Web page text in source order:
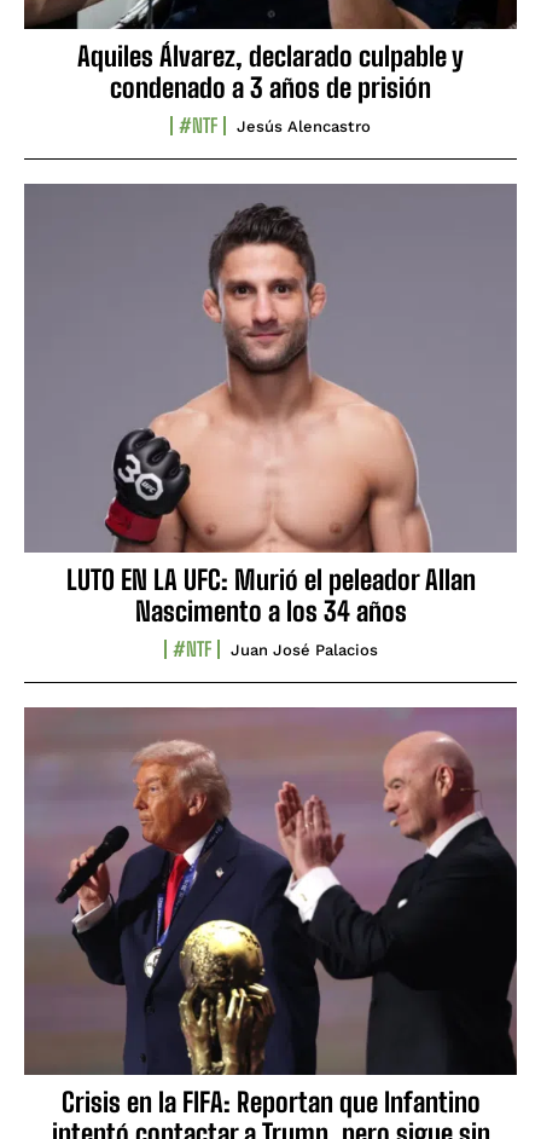
Aquiles Álvarez, declarado culpable y
condenado a 3 años de prisión
#NTF Jesús Alencastro
LUTO EN LA UFC: Murió el peleador Allan
Nascimento a los 34 años
#NTF Juan José Palacios
Crisis en la FIFA: Reportan que Infantino